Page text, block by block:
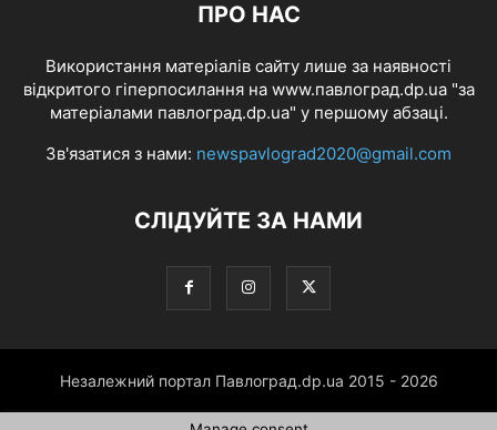
ПРО НАС
Використання матеріалів сайту лише за наявності
відкритого гіперпосилання на www.павлоград.dp.ua "за
матеріалами павлоград.dp.ua" у першому абзаці.
Зв'язатися з нами: newspavlograd2020@gmail.com
СЛІДУЙТЕ ЗА НАМИ
Незалежний портал Павлоград.dp.ua 2015 - 2026